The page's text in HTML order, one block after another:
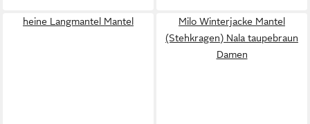
heine Langmantel Mantel
Milo Winterjacke Mantel
(Stehkragen) Nala taupebraun
Damen